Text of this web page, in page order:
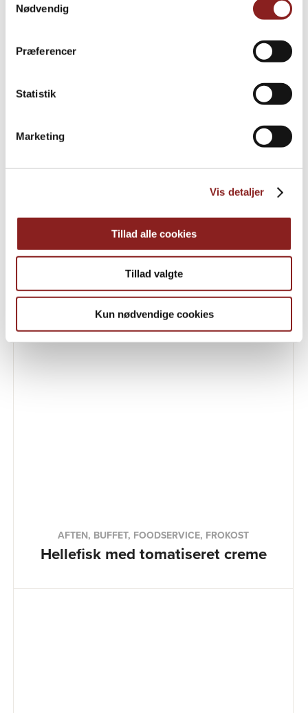
Nødvendig
Præferencer
Statistik
Marketing
Vis detaljer
Tillad alle cookies
Tillad valgte
Kun nødvendige cookies
Laks med artiskokcreme
AFTEN, BUFFET, FOODSERVICE, FROKOST
Hellefisk med tomatiseret creme